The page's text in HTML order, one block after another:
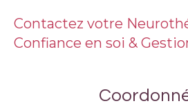
Contactez votre
Confiance en soi &